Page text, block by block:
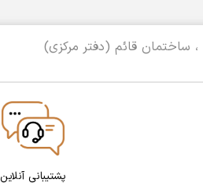
ساختمان قائم (دفتر مرکزی)
پشتیبانی آنلاین